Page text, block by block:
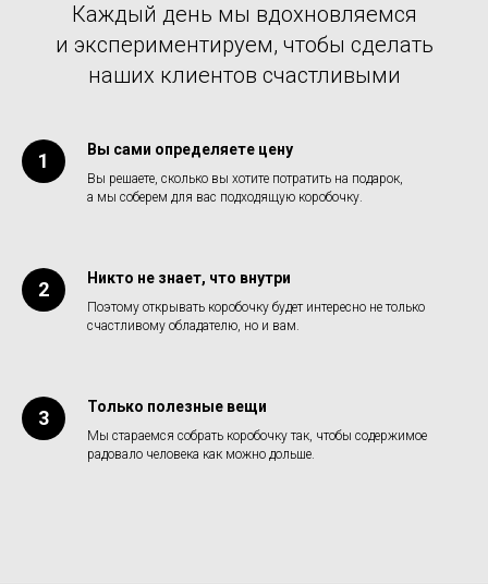
Каждый день мы вдохновляемся
и экспериментируем, чтобы сделать
наших клиентов счастливыми
Вы сами определяете цену
Вы решаете, сколько вы хотите потратить на подарок,
а мы соберем для вас подходящую коробочку.
Никто не знает, что внутри
Поэтому открывать коробочку будет интересно не только
счастливому обладателю, но и вам.
Только полезные вещи
Мы стараемся собрать коробочку так, чтобы содержимое
радовало человека как можно дольше.